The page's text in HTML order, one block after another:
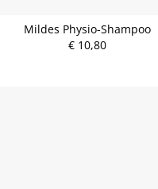
Mildes Physio-Shampoo
€ 10,80